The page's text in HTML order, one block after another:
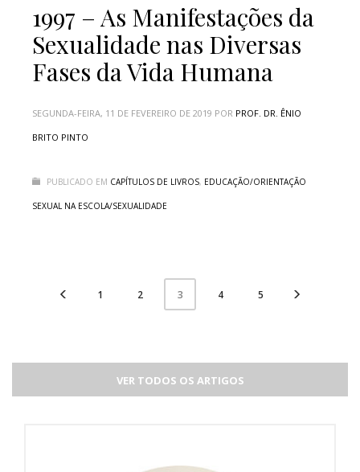
1997 – As Manifestações da
Sexualidade nas Diversas
Fases da Vida Humana
SEGUNDA-FEIRA, 11 DE FEVEREIRO DE 2019 POR PROF. DR. ÊNIO
BRITO PINTO
PUBLICADO EM CAPÍTULOS DE LIVROS, EDUCAÇÃO/ORIENTAÇÃO
SEXUAL NA ESCOLA/SEXUALIDADE
1 2 3 4 5
VER TODOS OS ARTIGOS